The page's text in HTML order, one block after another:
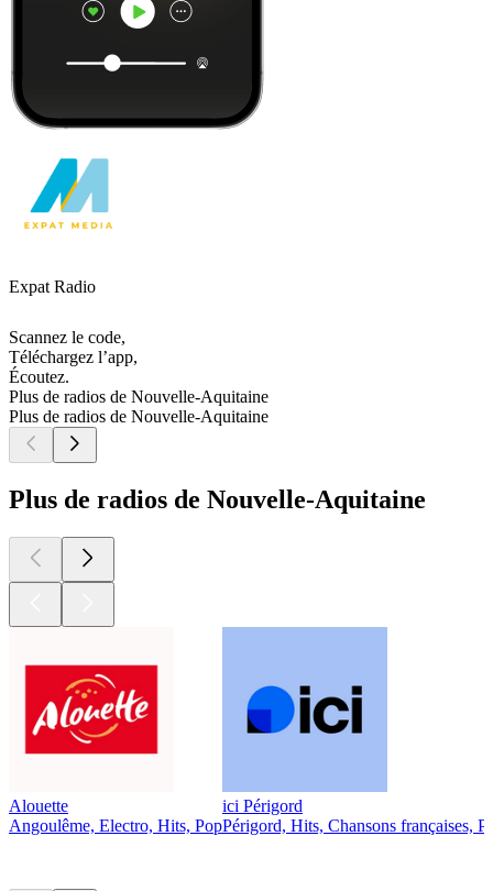
Expat Radio
Scannez le code,
Téléchargez l’app,
Écoutez.
Plus de radios de Nouvelle-Aquitaine
Plus de radios de Nouvelle-Aquitaine
Plus de radios de Nouvelle-Aquitaine
Alouette
Angoulême, Electro, Hits, Pop
ici Périgord
Périgord, Hits, Chansons françaises,